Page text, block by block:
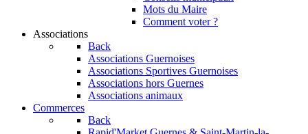
Mots du Maire
Comment voter ?
Associations
Back
Associations Guernoises
Associations Sportives Guernoises
Associations hors Guernes
Associations animaux
Commerces
Back